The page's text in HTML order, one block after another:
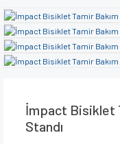
İmpact Bisiklet
Standı